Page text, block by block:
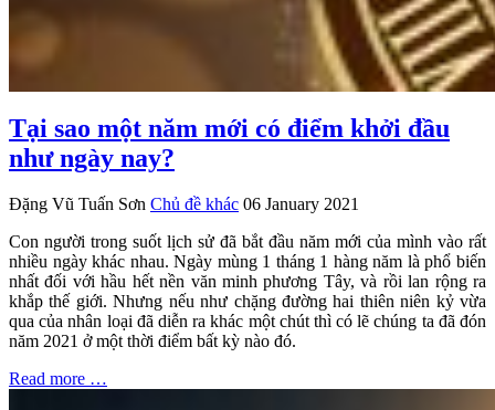
Tại sao một năm mới có điểm khởi đầu
như ngày nay?
Đặng Vũ Tuấn Sơn Chủ đề khác 06 January 2021
Con người trong suốt lịch sử đã bắt đầu năm mới của mình vào rất
nhiều ngày khác nhau. Ngày mùng 1 tháng 1 hàng năm là phổ biến
nhất đối với hầu hết nền văn minh phương Tây, và rồi lan rộng ra
khắp thế giới. Nhưng nếu như chặng đường hai thiên niên kỷ vừa
qua của nhân loại đã diễn ra khác một chút thì có lẽ chúng ta đã đón
năm 2021 ở một thời điểm bất kỳ nào đó.
Read more …